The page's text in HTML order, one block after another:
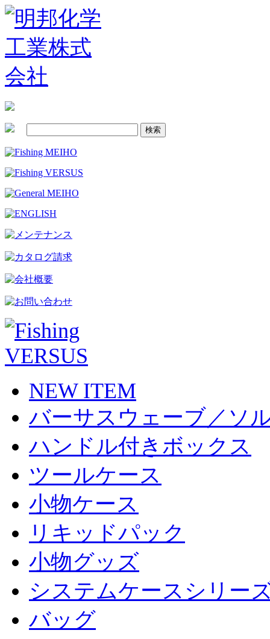
NEW ITEM
バーサスウェーブ／ソ
ハンドル付きボックス
ツールケース
小物ケース
リキッドパック
小物グッズ
システムケースシリー
バッグ